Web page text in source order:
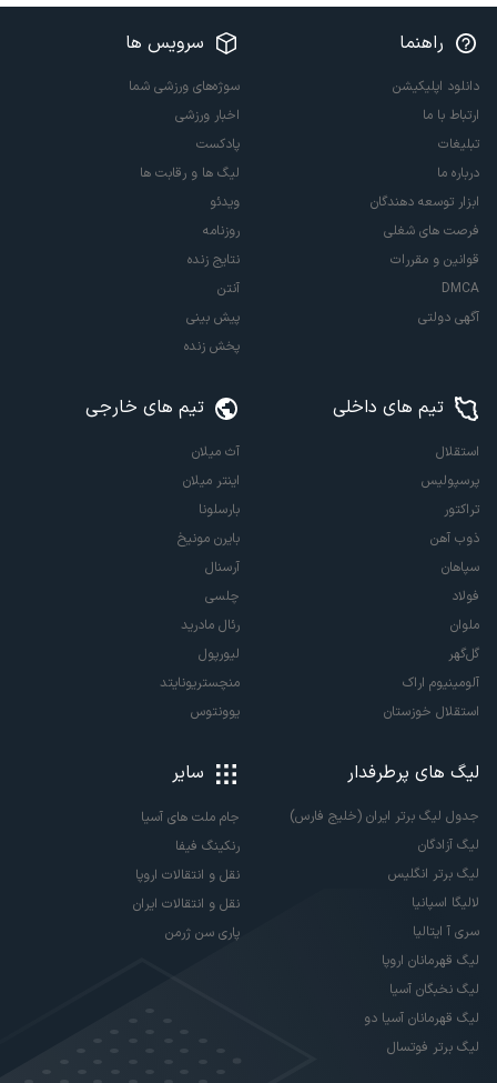
راهنما
دانلود اپلیکیشن
ارتباط با ما
تبلیغات
درباره ما
ابزار توسعه دهندگان
فرصت های شغلی
قوانین و مقررات
DMCA
آگهی دولتی
سرویس ها
سوژه‌های ورزشی شما
اخبار ورزشی
پادکست
لیگ ها و رقابت ها
ویدئو
روزنامه
نتایج زنده
آنتن
پیش بینی
پخش زنده
تیم های داخلی
استقلال
پرسپولیس
تراکتور
ذوب آهن
سپاهان
فولاد
ملوان
گل‌گهر
آلومینیوم اراک
استقلال خوزستان
تیم های خارجی
آث میلان
اینتر میلان
بارسلونا
بایرن مونیخ
آرسنال
چلسی
رئال مادرید
لیورپول
منچستریونایتد
یوونتوس
لیگ های پرطرفدار
جدول لیگ برتر ایران (خلیج فارس)
لیگ آزادگان
لیگ برتر انگلیس
لالیگا اسپانیا
سری آ ایتالیا
لیگ قهرمانان اروپا
لیگ نخبگان آسیا
لیگ قهرمانان آسیا دو
لیگ برتر فوتسال
سایر
جام ملت های آسیا
رنکینگ فیفا
نقل و انتقالات اروپا
نقل و انتقالات ایران
پاری سن ژرمن